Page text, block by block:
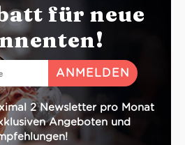
für neue
2 Newsletter pro Monat
Angeboten und